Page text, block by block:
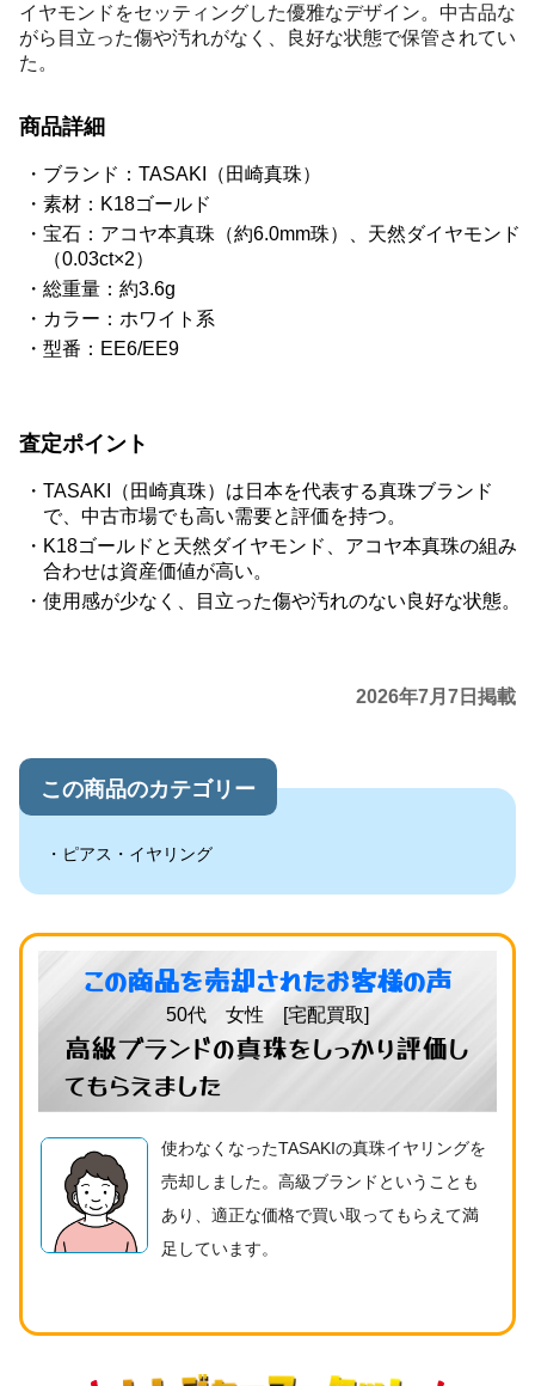
イヤモンドをセッティングした優雅なデザイン。中古品な
がら目立った傷や汚れがなく、良好な状態で保管されてい
た。
商品詳細
ブランド：TASAKI（田崎真珠）
素材：K18ゴールド
宝石：アコヤ本真珠（約6.0mm珠）、天然ダイヤモンド
（0.03ct×2）
総重量：約3.6g
カラー：ホワイト系
型番：EE6/EE9
査定ポイント
TASAKI（田崎真珠）は日本を代表する真珠ブランド
で、中古市場でも高い需要と評価を持つ。
K18ゴールドと天然ダイヤモンド、アコヤ本真珠の組み
合わせは資産価値が高い。
使用感が少なく、目立った傷や汚れのない良好な状態。
2026年7月7日掲載
この商品のカテゴリー
ピアス・イヤリング
この商品を売却されたお客様の声
50代 女性 [宅配買取]
高級ブランドの真珠をしっかり評価し
てもらえました
使わなくなったTASAKIの真珠イヤリングを
売却しました。高級ブランドということも
あり、適正な価格で買い取ってもらえて満
足しています。